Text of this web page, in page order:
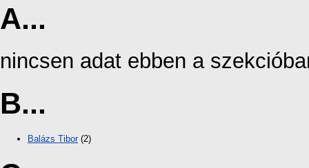
A...
nincsen adat ebben a
B...
Balázs Tibor(2)